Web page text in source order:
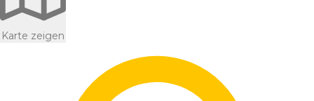
Karte zeigen